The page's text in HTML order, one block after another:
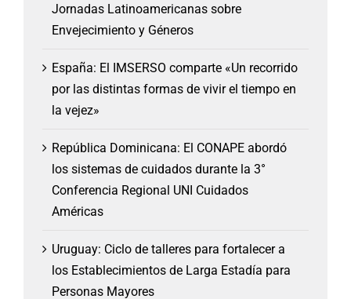
Jornadas Latinoamericanas sobre
Envejecimiento y Géneros
España: El IMSERSO comparte «Un recorrido
por las distintas formas de vivir el tiempo en
la vejez»
República Dominicana: El CONAPE abordó
los sistemas de cuidados durante la 3°
Conferencia Regional UNI Cuidados
Américas
Uruguay: Ciclo de talleres para fortalecer a
los Establecimientos de Larga Estadía para
Personas Mayores